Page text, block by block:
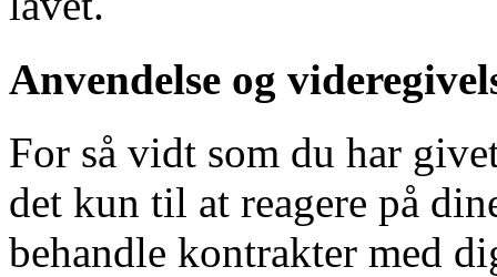
Anvendelse og
For så vidt som du har
det kun til at reagere på
behandle kontrakter med